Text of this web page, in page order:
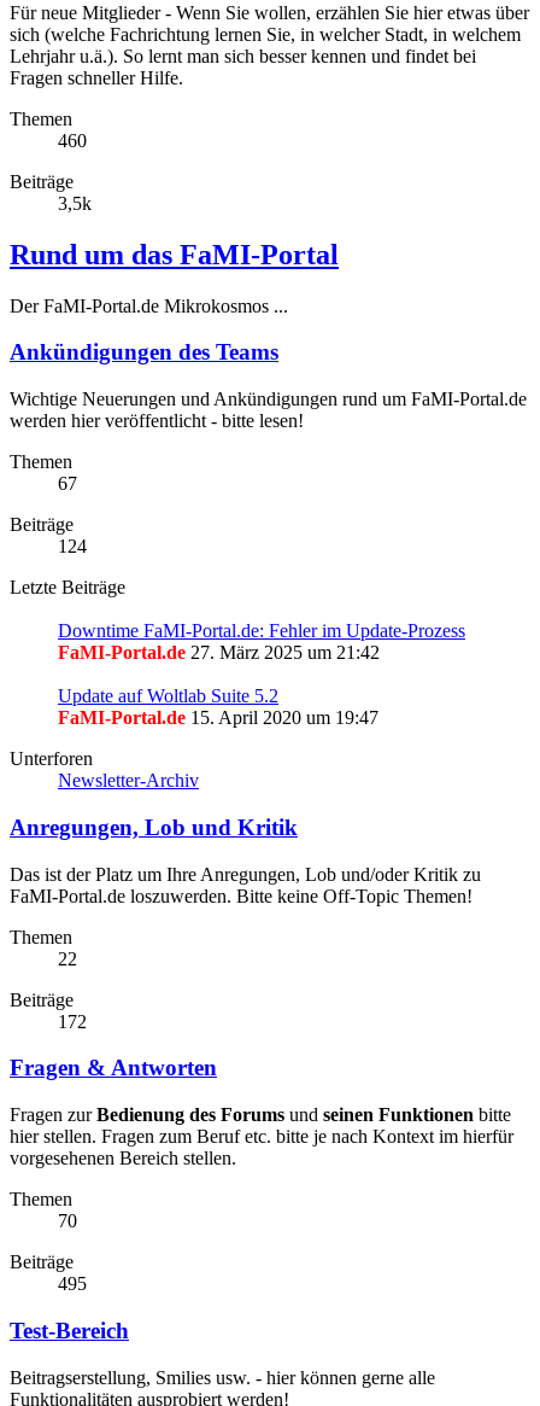
Für neue Mitglieder - Wenn Sie wollen, erzählen Sie hier etwas über
sich (welche Fachrichtung lernen Sie, in welcher Stadt, in welchem
Lehrjahr u.ä.). So lernt man sich besser kennen und findet bei
Fragen schneller Hilfe.
Themen
460
Beiträge
3,5k
Rund um das FaMI-Portal
Der FaMI-Portal.de Mikrokosmos ...
Ankündigungen des Teams
Wichtige Neuerungen und Ankündigungen rund um FaMI-Portal.de
werden hier veröffentlicht - bitte lesen!
Themen
67
Beiträge
124
Letzte Beiträge
Downtime FaMI-Portal.de: Fehler im Update-Prozess
FaMI-Portal.de 27. März 2025 um 21:42
Update auf Woltlab Suite 5.2
FaMI-Portal.de 15. April 2020 um 19:47
Unterforen
Newsletter-Archiv
Anregungen, Lob und Kritik
Das ist der Platz um Ihre Anregungen, Lob und/oder Kritik zu
FaMI-Portal.de loszuwerden. Bitte keine Off-Topic Themen!
Themen
22
Beiträge
172
Fragen & Antworten
Fragen zurBedienung des Forums und seinen Funktionen bitte
hier stellen. Fragen zum Beruf etc. bitte je nach Kontext im hierfür
vorgesehenen Bereich stellen.
Themen
70
Beiträge
495
Test-Bereich
Beitragserstellung, Smilies usw. - hier können gerne alle
Funktionalitäten ausprobiert werden!